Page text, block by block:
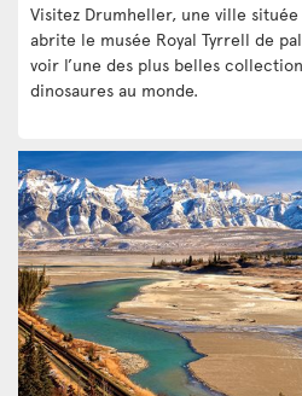
Visitez Drumheller, une ville située
abrite le musée Royal Tyrrell de
voir l’une des plus belles
dinosaures au monde.